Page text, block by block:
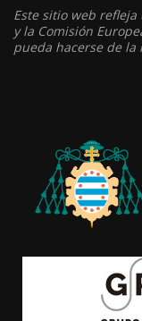
Este sitio web
y la Comisión
pueda hacerse de